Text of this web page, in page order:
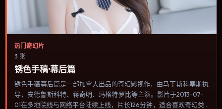
热门奇幻片
3 张
锈色手稿·幕后篇
锈色手稿·幕后篇是一部加拿大出品的奇幻影视作，由马丁·斯科塞斯执
导，安德鲁·斯科特、蒋奇明、玛格特·罗比等主演。影片于2013-07-
01在多地院线与网络平台陆续上线，片长126分钟，适合喜欢奇幻类